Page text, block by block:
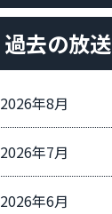
過去の放送
2026年8月
2026年7月
2026年6月